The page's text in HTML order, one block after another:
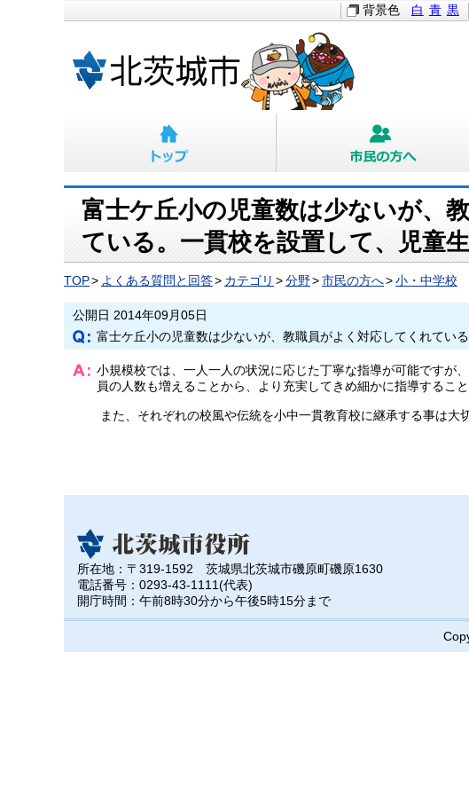
背景色 白 青 黒
富士ケ丘小の児童数は少ないが、
ている。一貫校を設置して、児童
TOP よくある質問と回答 カテゴリ 分野 市民の方へ 小・中学校
公開日 2014年09月05日
富士ケ丘小の児童数は少ないが、教職員がよく対応してくれてい
小規模校では、一人一人の状況に応じた丁寧な指導が可能ですが
員の人数も増えることから、より充実してきめ細かに指導すること
また、それぞれの校風や伝統を小中一貫教育校に継承する事は
所在地：〒319-1592 茨城県北茨城市磯原町磯原1630
電話番号：0293-43-1111(代表)
開庁時間：午前8時30分から午後5時15分まで